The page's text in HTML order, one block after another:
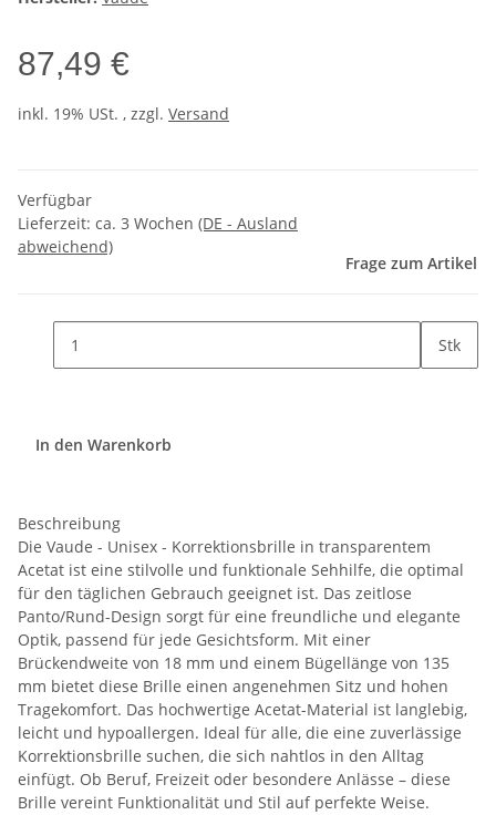
87,49 €
inkl. 19% USt. , zzgl. Versand
Verfügbar
Lieferzeit: ca. 3 Wochen (DE - Ausland
abweichend)
Frage zum Artikel
Stk
In den Warenkorb
Beschreibung
Die Vaude - Unisex - Korrektionsbrille in transparentem
Acetat ist eine stilvolle und funktionale Sehhilfe, die optimal
für den täglichen Gebrauch geeignet ist. Das zeitlose
Panto/Rund-Design sorgt für eine freundliche und elegante
Optik, passend für jede Gesichtsform. Mit einer
Brückendweite von 18 mm und einem Bügellänge von 135
mm bietet diese Brille einen angenehmen Sitz und hohen
Tragekomfort. Das hochwertige Acetat-Material ist langlebig,
leicht und hypoallergen. Ideal für alle, die eine zuverlässige
Korrektionsbrille suchen, die sich nahtlos in den Alltag
einfügt. Ob Beruf, Freizeit oder besondere Anlässe – diese
Brille vereint Funktionalität und Stil auf perfekte Weise.